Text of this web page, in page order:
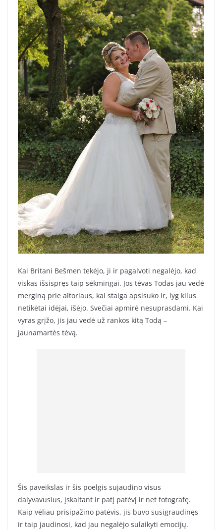
Kai Britani Bešmen tekėjo, ji ir pagalvoti negalėjo, kad
viskas išsispręs taip sėkmingai. Jos tėvas Todas jau vedė
merginą prie altoriaus, kai staiga apsisuko ir, lyg kilus
netikėtai idėjai, išėjo. Svečiai apmirė nesuprasdami. Kai
vyras grįžo, jis jau vedė už rankos kitą Todą –
jaunamartės tėvą.
Šis paveikslas ir šis poelgis sujaudino visus
dalyvavusius, įskaitant ir patį patėvį ir net fotografę.
Kaip vėliau prisipažino patėvis, jis buvo susigraudinęs
ir taip jaudinosi, kad jau negalėjo sulaikyti emocijų.